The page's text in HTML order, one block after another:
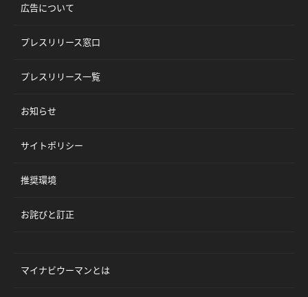
広告について
プレスリリース窓口
プレスリリース一覧
お知らせ
サイトポリシー
推奨環境
お詫びと訂正
マイナビウーマンとは